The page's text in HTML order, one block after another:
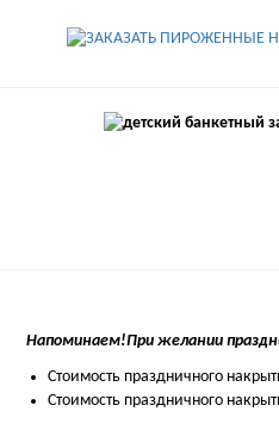
Напоминаем!При желании
Стоимость праздничного
Стоимость праздничного